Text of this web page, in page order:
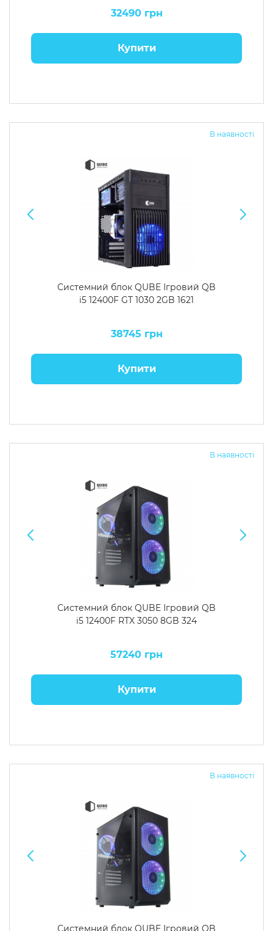
32490 грн
Купити
В наявності
Системний блок QUBE Ігровий QB
i5 12400F GT 1030 2GB 1621
38745 грн
Купити
В наявності
Системний блок QUBE Ігровий QB
i5 12400F RTX 3050 8GB 324
57240 грн
Купити
В наявності
Системний блок QUBE Ігровий QB